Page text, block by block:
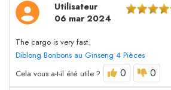
Utilisateur
06 mar 2024
The cargo is very fast.
Diblong Bonbons au Ginseng 4 Pièces
Cela vous a-t-il été utile ?
0 0